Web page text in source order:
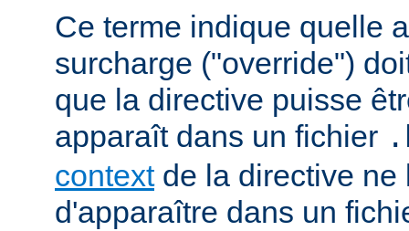
Ce terme indique quelle
surcharge ("override")
que la directive puisse
apparaît dans un fichier
contextde la directive ne
d'apparaître dans un